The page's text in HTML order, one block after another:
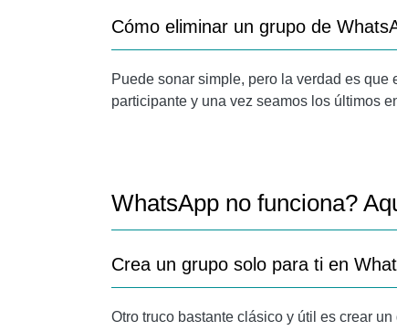
Cómo eliminar un grupo de
Puede sonar simple, pero la verdad es que
participante y una vez seamos los últimos
WhatsApp no ​​funciona?
Crea un grupo solo para ti en
Otro truco bastante clásico y útil es crear